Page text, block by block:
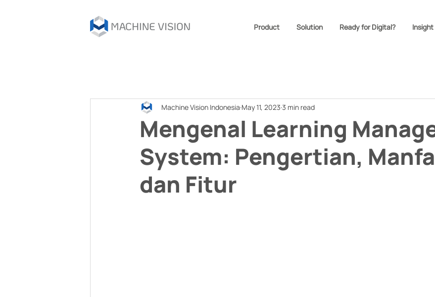
Product Solution Ready for Digital? Insight
Mengenal Learning
System: Pengertian,
dan Fitur
Machine Vision Indonesia May 11, 2023 3 min read